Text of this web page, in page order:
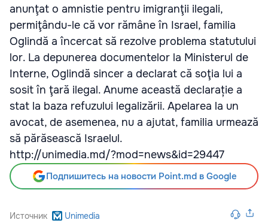
anunţat o amnistie pentru imigranţii ilegali,
permiţându-le că vor rămâne în Israel, familia
Oglindă a încercat să rezolve problema statutului
lor. La depunerea documentelor la Ministerul de
Interne, Oglindă sincer a declarat că soţia lui a
sosit în ţară ilegal. Anume această declarație a
stat la baza refuzului legalizării. Apelarea la un
avocat, de asemenea, nu a ajutat, familia urmează
să părăsească Israelul.
http://unimedia.md/?mod=news&id=29447
Подпишитесь на новости Point.md в Google
Источник Unimedia